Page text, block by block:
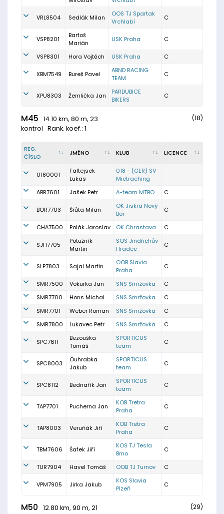
VRL8504 Sedlák Milan
OOS TJ Spartak
Vrchlabí
C
VSP8201
Bartoš
Marián
USK Praha C
VSP8301 Hora Vojtěch USK Praha C
XBM7549 Bureš Pavel
ABND RACING
TEAM
C
XPU8303 Žemlička Jan
PARDUBICE
BIKERS
C
M45
14.10 km, 80 m, 23
kontrol Rank. koef.: 1
(18)
REG.
ČÍSLO
JMÉNO KLUB LICENCE
0180001
Faltejsek
Lukas
018 - (GER) SV
Mietraching
ABR7601
Jašek Petr A-team MTBO C
BOR7703 Šrůta Milan
OK Jiskra Nový
Bor
C
CHA7500 Polák Jaroslav OK Chrastava C
SJH7705
Potužník
Martin
SOS Jindřichův
Hradec
C
SLP7803 Sajal Martin
OOB Slavia
Praha
C
SMR7500 Vokurka Jan SNS Smržovka
C
SMR7700
Hons Michal SNS Smržovka
C
SMR7701
Weber Roman SNS Smržovka
C
SMR7800
Lukavec Petr SNS Smržovka C
SPC7611
Bezouška
Tomáš
SPORTICUS
team
C
SPC8003
Ouhrabka
Jakub
SPORTICUS
team
C
SPC8112 Bednařík Jan
SPORTICUS
team
C
TAP7701 Pucherna Jan
KOB Tretra
Praha
C
TAP8003 Veruňák Jiří
KOB Tretra
Praha
C
TBM7606 Šafek Jiří
KOS TJ Tesla
Brno
C
TUR7904 Havel Tomáš OOB TJ Turnov C
VPM7905 Jirka Jakub
KOS Slavia
Plzeň
C
M50
12.80 km, 90 m, 21
(29)